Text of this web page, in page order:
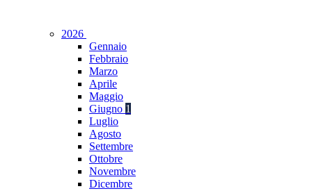
2026
Gennaio
Febbraio
Marzo
Aprile
Maggio
Giugno 1
Luglio
Agosto
Settembre
Ottobre
Novembre
Dicembre